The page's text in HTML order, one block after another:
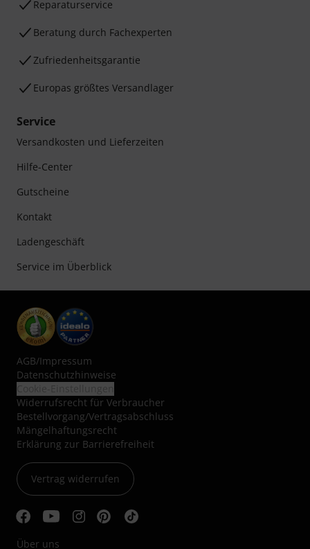
Reparaturservice
Beratung durch Fachexperten
Zufriedenheitsgarantie
Europas größtes Versandlager
Service
Versandkosten und Lieferzeiten
Hilfe-Center
Gutscheine
Kontakt
Ladengeschäft
Service im Überblick
AGB/Impressum
Datenschutzhinweise
Widerrufsrecht für Verbraucher
Bestellvorgang/Vertragsabschluss
Mängelhaftungsrecht
Erklärung zur Barrierefreiheit
Vertrag widerrufen
Über uns